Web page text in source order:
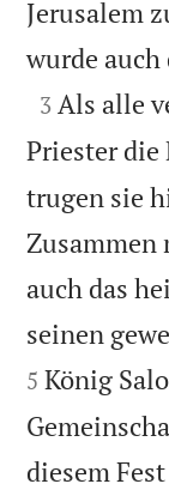
Jerusalem
wurde

3 Als alle
Priester die
trugen sie
Zusammen
auch das
seinen
5 König
diesem